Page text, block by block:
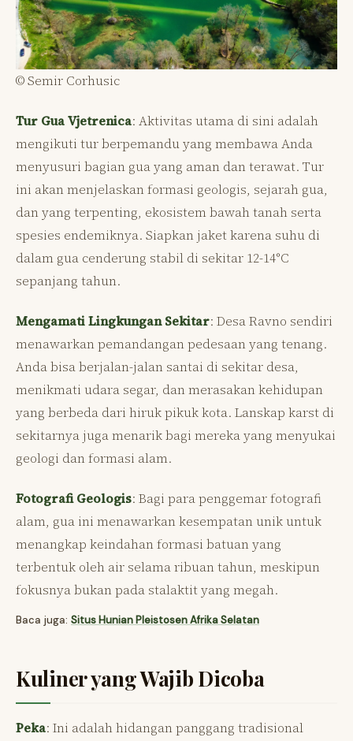
© Semir Corhusic
Tur Gua Vjetrenica: Aktivitas utama di sini adalah
mengikuti tur berpemandu yang membawa Anda
menyusuri bagian gua yang aman dan terawat. Tur
ini akan menjelaskan formasi geologis, sejarah gua,
dan yang terpenting, ekosistem bawah tanah serta
spesies endemiknya. Siapkan jaket karena suhu di
dalam gua cenderung stabil di sekitar 12-14°C
sepanjang tahun.
Mengamati Lingkungan Sekitar: Desa Ravno sendiri
menawarkan pemandangan pedesaan yang tenang.
Anda bisa berjalan-jalan santai di sekitar desa,
menikmati udara segar, dan merasakan kehidupan
yang berbeda dari hiruk pikuk kota. Lanskap karst di
sekitarnya juga menarik bagi mereka yang menyukai
geologi dan formasi alam.
Fotografi Geologis: Bagi para penggemar fotografi
alam, gua ini menawarkan kesempatan unik untuk
menangkap keindahan formasi batuan yang
terbentuk oleh air selama ribuan tahun, meskipun
fokusnya bukan pada stalaktit yang megah.
Baca juga: Situs Hunian Pleistosen Afrika Selatan
Kuliner yang Wajib Dicoba
Peka: Ini adalah hidangan panggang tradisional